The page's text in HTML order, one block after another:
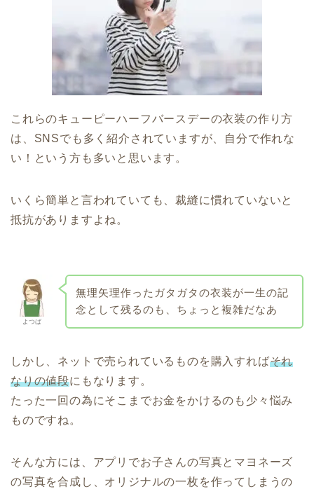
これらのキューピーハーフバースデーの衣装の作り方
は、SNSでも多く紹介されていますが、自分で作れな
い！という方も多いと思います。
いくら簡単と言われていても、裁縫に慣れていないと
抵抗がありますよね。
よつば
無理矢理作ったガタガタの衣装が一生の記
念として残るのも、ちょっと複雑だなあ
しかし、ネットで売られているものを購入すればそれ
なりの値段にもなります。
たった一回の為にそこまでお金をかけるのも少々悩み
ものですね。
そんな方には、アプリでお子さんの写真とマヨネーズ
の写真を合成し、オリジナルの一枚を作ってしまうの